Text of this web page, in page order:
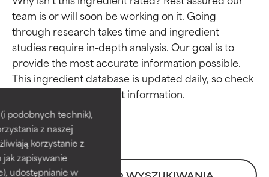
podobnych technik),
z naszej
korzystanie z
zapisywanie
udostępnianie w
team is or will soon be working on it. Going
through research takes time and ingredient
studies require in-depth analysis. Our goal is to
provide the most accurate information possible.
This ingredient database is updated daily, so check
Oceny składników
BEST
Udowodnione i potwierdzone
przez niezależne badania.
odpowiedni dla większości
Oceny składników
BEST
Udowodnione i potwierdzone
przez niezależne badania.
odpowiedni dla większości